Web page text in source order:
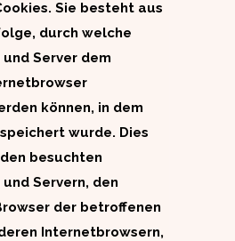
Sie besteht aus
durch welche
Server dem
können, in dem
wurde. Dies
besuchten
Servern, den
der betroffenen
Internetbrowsern,